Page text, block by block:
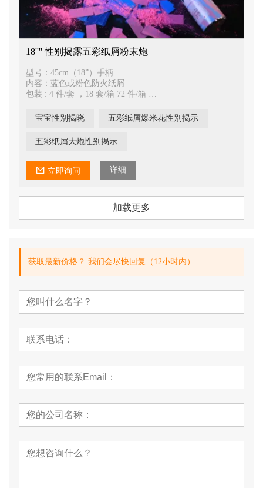
18'''' 性别揭露五彩纸屑粉末炮
型号：45cm（18”）手柄
内容：蓝色或粉色防火纸屑
包装 : 4 件/套 ，18 套/箱 72 件/箱
铁瓶：50mm
内容量：45g-50g
净重：18公斤 毛重：19公斤
宝宝性别揭晓 五彩纸屑爆米花性别揭示
五彩纸屑大炮性别揭示
立即询问 详细
加载更多
获取最新价格？ 我们会尽快回复（12小时内）